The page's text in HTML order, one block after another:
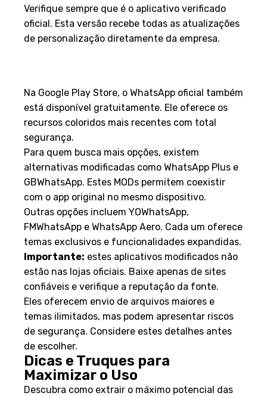
Verifique sempre que é o aplicativo verificado
oficial. Esta versão recebe todas as atualizações
de personalização diretamente da empresa.
Na Google Play Store, o WhatsApp oficial também
está disponível gratuitamente. Ele oferece os
recursos coloridos mais recentes com total
segurança.
Para quem busca mais opções, existem
alternativas modificadas como WhatsApp Plus e
GBWhatsApp. Estes MODs permitem coexistir
com o app original no mesmo dispositivo.
Outras opções incluem YOWhatsApp,
FMWhatsApp e WhatsApp Aero. Cada um oferece
temas exclusivos e funcionalidades expandidas.
Importante: estes aplicativos modificados não
estão nas lojas oficiais. Baixe apenas de sites
confiáveis e verifique a reputação da fonte.
Eles oferecem envio de arquivos maiores e
temas ilimitados, mas podem apresentar riscos
de segurança. Considere estes detalhes antes
de escolher.
Dicas e Truques para
Maximizar o Uso
Descubra como extrair o máximo potencial das